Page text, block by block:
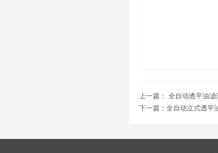
上一篇： 全自动透平油滤
下一篇： 全自动立式透平